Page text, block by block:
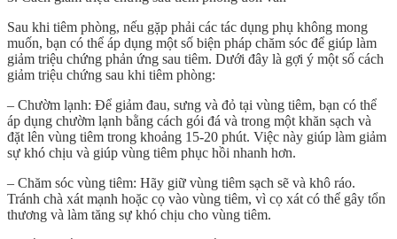
Sau khi tiêm phòng, nếu gặp phải các tác dụng phụ không mong
muốn, bạn có thể áp dụng một số biện pháp chăm sóc để giúp làm
giảm triệu chứng phản ứng sau tiêm. Dưới đây là gợi ý một số cách
giảm triệu chứng sau khi tiêm phòng:
– Chườm lạnh: Để giảm đau, sưng và đỏ tại vùng tiêm, bạn có thể
áp dụng chườm lạnh bằng cách gói đá và trong một khăn sạch và
đặt lên vùng tiêm trong khoảng 15-20 phút. Việc này giúp làm giảm
sự khó chịu và giúp vùng tiêm phục hồi nhanh hơn.
– Chăm sóc vùng tiêm: Hãy giữ vùng tiêm sạch sẽ và khô ráo.
Tránh chà xát mạnh hoặc cọ vào vùng tiêm, vì cọ xát có thể gây tổn
thương và làm tăng sự khó chịu cho vùng tiêm.